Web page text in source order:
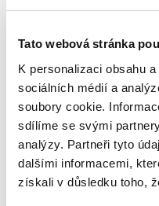
Tato webová stránka
K personalizaci obsahu
sociálních médií a
soubory cookie.
sdílíme se svými
analýzy. Partneři tyto
dalšími informacemi,
získali v důsledku toho,
Ondřej Fiala,Jan
490,00 Kč
Publikace má za cíl
subjektu nejenom v